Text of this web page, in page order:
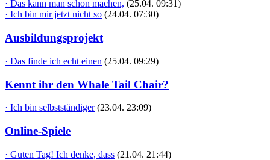
· Das kann man schon machen, (25.04. 09:31)
· Ich bin mir jetzt nicht so (24.04. 07:30)
Ausbildungsprojekt
· Das finde ich echt einen (25.04. 09:29)
Kennt ihr den Whale Tail Chair?
· Ich bin selbstständiger (23.04. 23:09)
Online-Spiele
· Guten Tag! Ich denke, dass (21.04. 21:44)